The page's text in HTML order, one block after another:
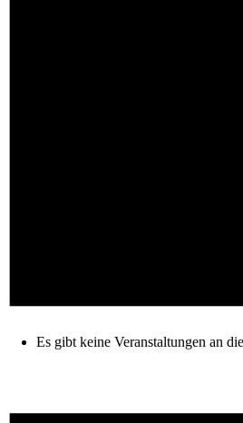
Es gibt keine Veranstaltungen an